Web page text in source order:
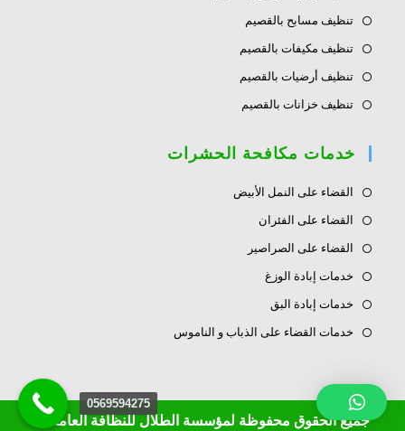
تنظيف مسابح بالقصيم
تنظيف مكيفات بالقصيم
تنظيف أرضيات بالقصيم
تنظيف خزانات بالقصيم
خدمات مكافحة الحشرات
القضاء على النمل الأبيض
القضاء على الفئران
القضاء على الصراصير
خدمات إبادة الوزغ
خدمات إبادة البق
خدمات القضاء على الذباب و الناموس
جميع الحقوق محفوظة لمؤسسة الطلال للنظافة العامة ©
0569594275